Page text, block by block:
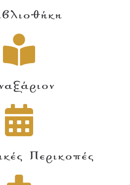
Περικοπές